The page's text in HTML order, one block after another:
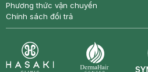
Phương thức vận chuyển
Chính sách đổi trả